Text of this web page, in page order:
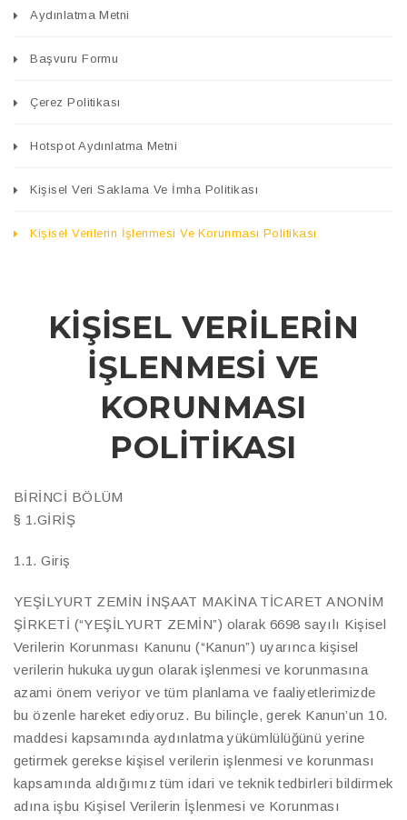
Aydınlatma Metni
Başvuru Formu
Çerez Politikası
Hotspot Aydınlatma Metni
Kişisel Veri Saklama Ve İmha Politikası
Kişisel Verilerin İşlenmesi Ve Korunması Politikası
KİŞİSEL VERİLERİN
İŞLENMESİ VE
KORUNMASI
POLİTİKASI
BİRİNCİ BÖLÜM
§ 1.GİRİŞ
1.1. Giriş
YEŞİLYURT ZEMİN İNŞAAT MAKİNA TİCARET ANONİM
ŞİRKETİ (“YEŞİLYURT ZEMİN”) olarak 6698 sayılı Kişisel
Verilerin Korunması Kanunu (“Kanun”) uyarınca kişisel
verilerin hukuka uygun olarak işlenmesi ve korunmasına
azami önem veriyor ve tüm planlama ve faaliyetlerimizde
bu özenle hareket ediyoruz. Bu bilinçle, gerek Kanun’un 10.
maddesi kapsamında aydınlatma yükümlülüğünü yerine
getirmek gerekse kişisel verilerin işlenmesi ve korunması
kapsamında aldığımız tüm idari ve teknik tedbirleri bildirmek
adına işbu Kişisel Verilerin İşlenmesi ve Korunması